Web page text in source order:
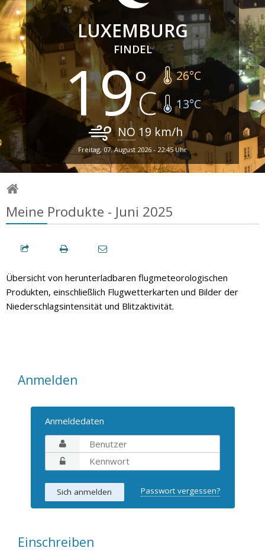
LUXEMBURG
FINDEL
19 26°C
13°C
NO 19 km/h
Freitag, 07. August 2026 - 22:45 Uhr
Meine Produkte - Juni 2025
Übersicht von herunterladbaren flugmeteorologischen
Produkten, einschließlich Flugwetterkarten und Bilder der
Niederschlagsintensität und Blitzaktivität.
Anmelden
Anmeldedaten
Passwort vergessen?
Einschreiben